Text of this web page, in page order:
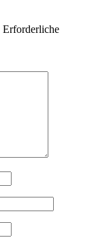
Erforderliche